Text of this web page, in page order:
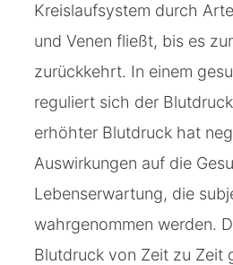
Kreislaufsystem durch
und Venen fließt, bis es
zurückkehrt. In einem
reguliert sich der
erhöhter Blutdruck hat
Auswirkungen auf die
Lebenserwartung, die
wahrgenommen werden.
Blutdruck von Zeit zu Zeit